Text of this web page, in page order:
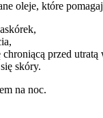
oleje, które
przed
skóry.
na noc.